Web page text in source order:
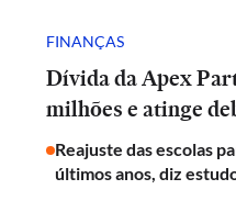
FINANÇAS
Dívida da Apex
milhões e atinge
Reajuste das escolas
últimos anos, diz